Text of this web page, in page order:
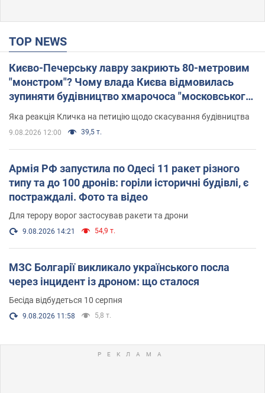
TOP NEWS
Києво-Печерську лавру закриють 80-метровим
"монстром"? Чому влада Києва відмовилась
зупиняти будівництво хмарочоса "московського
вірянина"
Яка реакція Кличка на петицію щодо скасування будівництва
9.08.2026 12:00 39,5 т.
Армія РФ запустила по Одесі 11 ракет різного
типу та до 100 дронів: горіли історичні будівлі, є
постраждалі. Фото та відео
Для терору ворог застосував ракети та дрони
9.08.2026 14:21 54,9 т.
МЗС Болгарії викликало українського посла
через інцидент із дроном: що сталося
Бесіда відбудеться 10 серпня
9.08.2026 11:58 5,8 т.